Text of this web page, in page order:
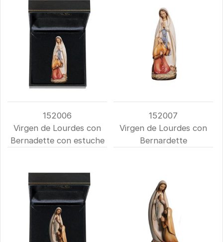
152006
Virgen de Lourdes con
Bernadette con estuche
152007
Virgen de Lourdes con
Bernardette